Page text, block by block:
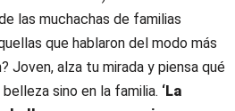
las muchachas de familias
que hablaron del modo más
Joven, alza tu mirada y piensa qué
sino en la familia. ‘La